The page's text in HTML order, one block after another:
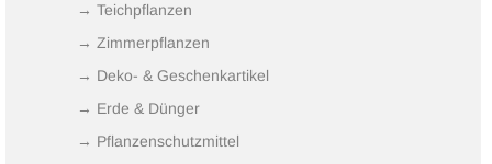
→ Teichpflanzen
→ Zimmerpflanzen
→ Deko- & Geschenkartikel
→ Erde & Dünger
→ Pflanzenschutzmittel